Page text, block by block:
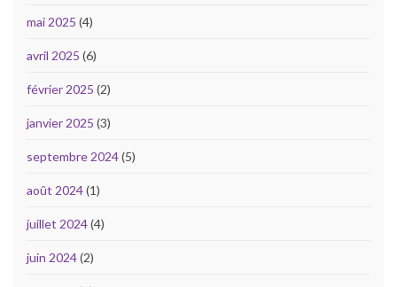
mai 2025 (4)
avril 2025 (6)
février 2025 (2)
janvier 2025 (3)
septembre 2024(5)
août 2024(1)
juillet 2024(4)
juin 2024(2)